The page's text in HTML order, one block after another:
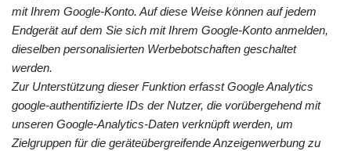
mit Ihrem Google-Konto. Auf diese Weise können auf jedem
Endgerät auf dem Sie sich mit Ihrem Google-Konto anmelden,
dieselben personalisierten Werbebotschaften geschaltet
werden.
Zur Unterstützung dieser Funktion erfasst Google Analytics
google-authentifizierte IDs der Nutzer, die vorübergehend mit
unseren Google-Analytics-Daten verknüpft werden, um
Zielgruppen für die geräteübergreifende Anzeigenwerbung zu